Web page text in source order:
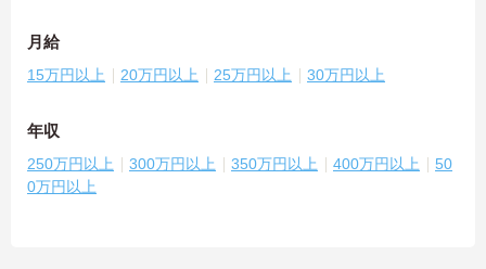
月給
15万円以上 20万円以上 25万円以上 30万円以上
年収
250万円以上 300万円以上 350万円以上 400万円以上
50
0万円以上